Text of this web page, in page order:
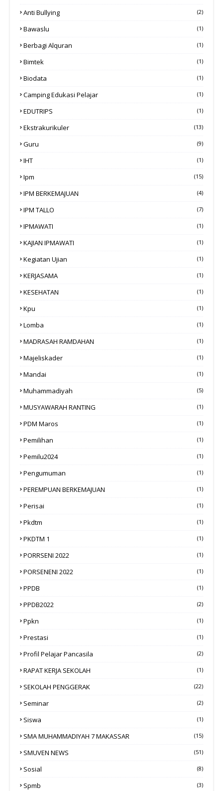
Anti Bullying
(2)
Bawaslu (1)
Berbagi Alquran (1)
Bimtek (1)
Biodata (1)
Camping Edukasi Pelajar (1)
EDUTRIPS (1)
Ekstrakurikuler (13)
Guru (9)
IHT (1)
Ipm (15)
IPM BERKEMAJUAN (4)
IPM TALLO (7)
IPMAWATI (1)
KAJIAN IPMAWATI (1)
Kegiatan Ujian (1)
KERJASAMA (1)
KESEHATAN (1)
Kpu (1)
Lomba (1)
MADRASAH RAMDAHAN (1)
Majeliskader (1)
Mandai (1)
Muhammadiyah (5)
MUSYAWARAH RANTING (1)
PDM Maros (1)
Pemilihan (1)
Pemilu2024 (1)
Pengumuman (1)
PEREMPUAN BERKEMAJUAN (1)
Perisai (1)
Pkdtm (1)
PKDTM 1 (1)
PORRSENI 2022 (1)
PORSENENI 2022 (1)
PPDB (1)
PPDB2022 (2)
Ppkn (1)
Prestasi (1)
Profil Pelajar Pancasila (2)
RAPAT KERJA SEKOLAH (1)
SEKOLAH PENGGERAK (22)
Seminar (2)
Siswa (1)
SMA MUHAMMADIYAH 7 MAKASSAR (15)
SMUVEN NEWS (51)
Sosial (8)
Spmb (3)